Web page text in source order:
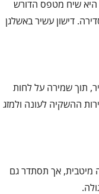
היא שיח מטפס הדורש
דישון עשיר באשלגן
תוך שמירה על לחות
ההשקיה לעונה ולמזג
אך תסתדר גם